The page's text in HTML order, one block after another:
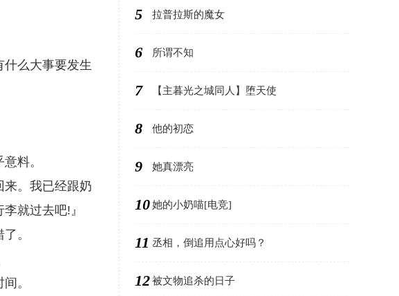
么大事要发生
料。
来。我已经跟奶
就过去吧!』
。
。
5 拉普拉斯的魔女
6 所谓不知
7 【主暮光之城同人】堕天使
8 他的初恋
9 她真漂亮
10她的小奶喵[电竞]
11 丞相，倒追用点心好吗？
12被文物追杀的日子